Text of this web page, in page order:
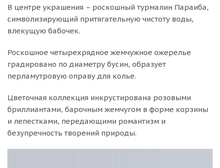
В центре украшения – роскошный турмалин Параиба,
символизирующий притягательную чистоту воды,
влекущую бабочек.
Роскошное четырехрядное жемчужное ожерелье
градировано по диаметру бусин, образует
перламутровую оправу для колье.
Цветочная коллекция инкрустирована розовыми
бриллиантами, барочным жемчугом в форме корзины
и лепестками, передающими романтизм и
безупречность творений природы.